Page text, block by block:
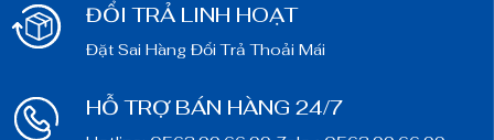
ĐỔI TRẢ LINH HOẠT
Đặt Sai Hàng Đổi Trả Thoải Mái
HỖ TRỢ BÁN HÀNG 24/7